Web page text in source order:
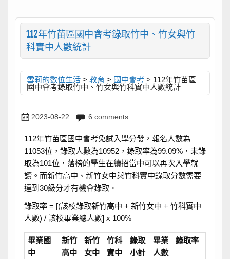
112年竹苗區國中會考錄取竹中、竹女與竹
科實中人數統計
雪莉的數位生活 >教育 > 國中會考 > 112年竹苗區
國中會考錄取竹中、竹女與竹科實中人數統計
2023-08-22 6 comments
112年竹苗區國中會考免試入學分發，報名人數為
11053位，錄取人數為10952，錄取率為99.09%，未錄
取為101位，落榜的學生在續招當中可以再次入學就
讀。而新竹高中、新竹女中與竹科實中錄取分數需要
達到30級分才有機會錄取。
錄取率 = [(該校錄取新竹高中 + 新竹女中 + 竹科實中
人數) / 該校畢業總人數] x 100%
畢業國
中
新竹
高中
新竹
女中
竹科
實中
錄取
小計
畢業
人數
錄取率